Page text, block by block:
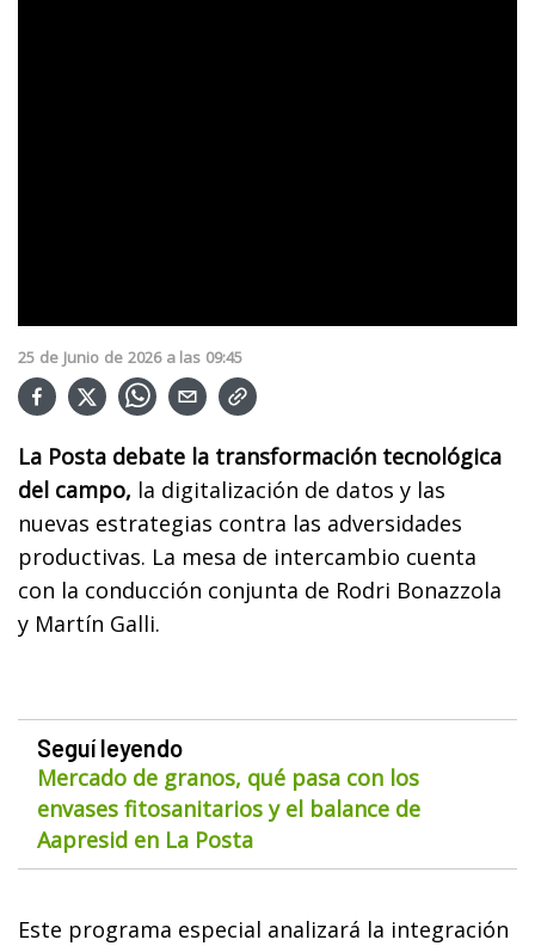
25 de Junio de 2026 a las 09:45
La Posta debate la transformación tecnológica
del campo, la digitalización de datos y las
nuevas estrategias contra las adversidades
productivas. La mesa de intercambio cuenta
con la conducción conjunta de Rodri Bonazzola
y Martín Galli.
Seguí leyendo
Mercado de granos, qué pasa con los
envases fitosanitarios y el balance de
Aapresid en La Posta
Este programa especial analizará la integración